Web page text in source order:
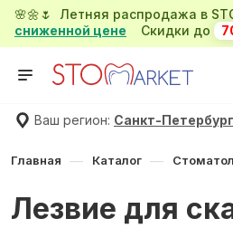
🌸🌼🌷 Летняя распродажа в
сниженной цене Скидки до
Ваш регион: Санкт-Петербург
Главная — Каталог —
Лезвие для